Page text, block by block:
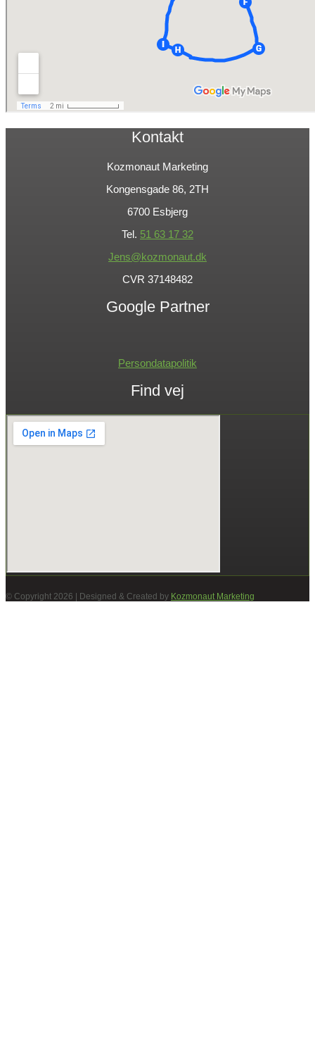
Kontakt
Kozmonaut Marketing
Kongensgade 86, 2TH
6700 Esbjerg
Tel. 51 63 17 32
Jens@kozmonaut.dk
CVR 37148482
Google Partner
Persondatapolitik
Find vej
© Copyright 2026 | Designed & Created by Kozmonaut Marketing